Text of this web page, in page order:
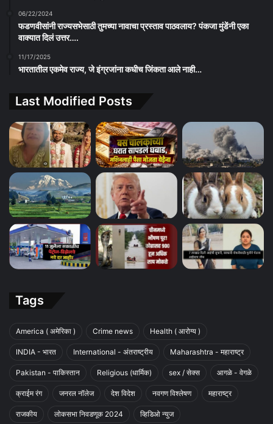
06/22/2024
फडणवीसांनी राज्यसभेसाठी तुमच्या नावाचा प्रस्ताव पाठवलाय? पंकजा मुंडेंनी एका
वाक्यात दिलं उत्तर….
11/17/2025
भारतातील एकमेव राज्य, जे इंग्रजांना कधीच जिंकता आले नाही…
Last Modified Posts
Tags
America ( अमेरिका ) Crime news Health ( आरोग्य )
INDIA - भारत International - अंतराष्ट्रीय Maharashtra - महाराष्ट्र
Pakistan - पाकिस्तान Religious (धार्मिक) sex / सेक्स आगळे - वेगळे
क्राईम रंग जनरल नॉलेज देश विदेश नवगण विश्लेषण महाराष्ट्र
राजकीय लोकसभा निवडणूक 2024 व्हिडिओ न्युज